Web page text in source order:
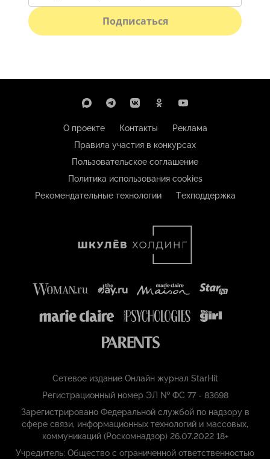
Подписаться
О проекте Контакты
Реклама
Правила участия в конкурсах
Пользовательское соглашение
Политика использования cookies
Рекомендательные технологии
Техподдержка
Сетевое издание Онлайн журнал StarHit
Регистрационный номер ЭЛ № ФС 77 - 83698
Зарегистрировано Федеральной службой по надзору в
сфере связи, информационных технологий и массовых,
коммуникаций (Роскомнадзор) 26.07.2022 18+
Учредитель: Общество с ограниченной ответственностью